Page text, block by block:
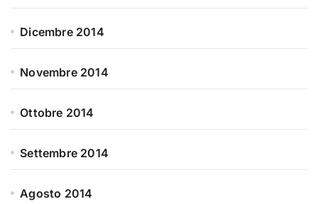
Dicembre 2014
Novembre 2014
Ottobre 2014
Settembre 2014
Agosto 2014